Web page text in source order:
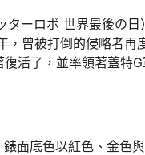
ターロボ 世界最後の
，曾被打倒的侵略者
活了，並率領著蓋特
面底色以紅色、金色